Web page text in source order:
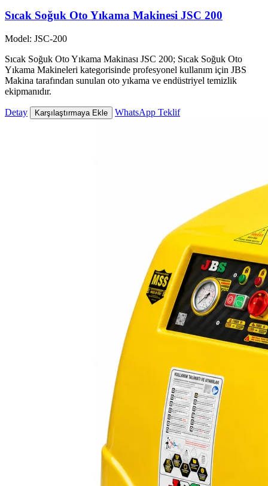
Sıcak Soğuk Oto Yıkama Makinesi JSC 200
Model: JSC-200
Sıcak Soğuk Oto Yıkama Makinası JSC 200; Sıcak Soğuk Oto
Yıkama Makineleri kategorisinde profesyonel kullanım için JBS
Makina tarafından sunulan oto yıkama ve endüstriyel temizlik
ekipmanıdır.
Detay Karşılaştırmaya Ekle WhatsApp Teklif